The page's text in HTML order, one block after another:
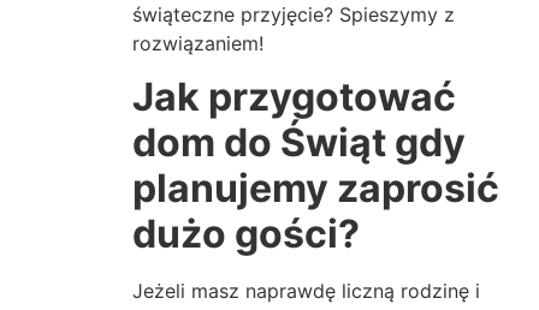
świąteczne przyjęcie? Spieszymy z
rozwiązaniem!
Jak przygotować
dom do Świąt gdy
planujemy zaprosić
dużo gości?
Jeżeli masz naprawdę liczną rodzinę i